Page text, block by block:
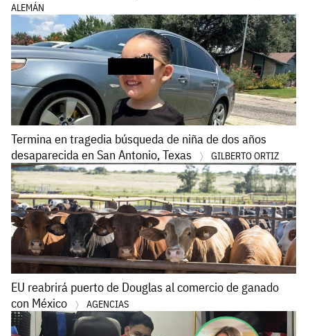
ALEMÁN
Termina en tragedia búsqueda de niña de dos años
desaparecida en San Antonio, Texas
GILBERTO ORTIZ
EU reabrirá puerto de Douglas al comercio de ganado
con México
AGENCIAS